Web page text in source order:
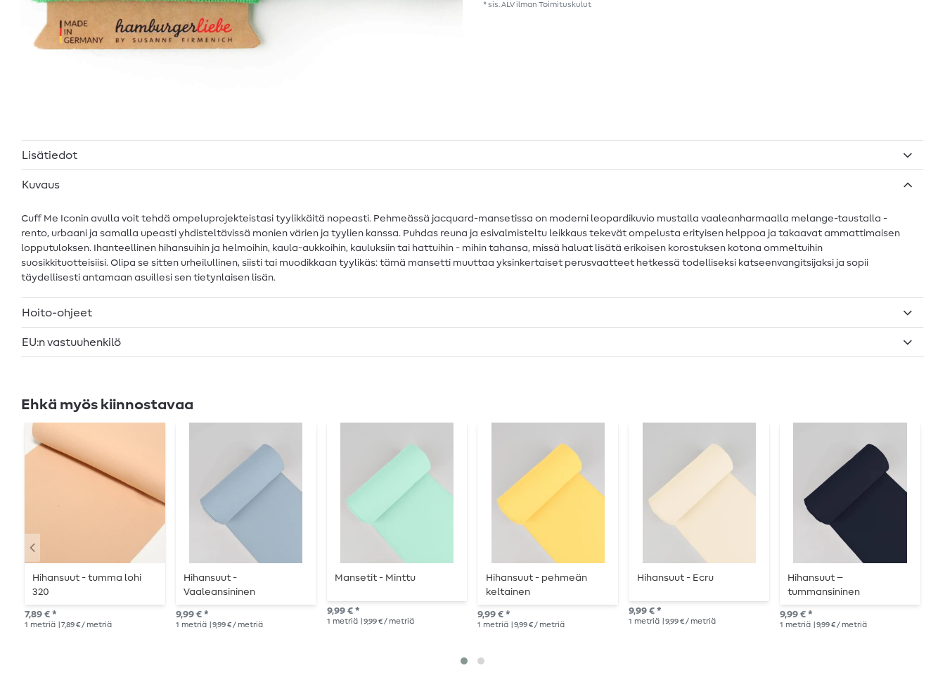
* sis. ALV ilman Toimituskulut
Lisätiedot
Kuvaus
Cuff Me Iconin avulla voit tehdä ompeluprojekteistasi tyylikkäitä nopeasti. Pehmeässä jacquard-mansetissa on moderni leopardikuvio mustalla vaaleanharmaalla melange-taustalla -
rento, urbaani ja samalla upeasti yhdisteltävissä monien värien ja tyylien kanssa. Puhdas reuna ja esivalmisteltu leikkaus tekevät ompelusta erityisen helppoa ja takaavat ammattimaisen
lopputuloksen. Ihanteellinen hihansuihin ja helmoihin, kaula-aukkoihin, kauluksiin tai hattuihin - mihin tahansa, missä haluat lisätä erikoisen korostuksen kotona ommeltuihin
suosikkituotteisiisi. Olipa se sitten urheilullinen, siisti tai muodikkaan tyylikäs: tämä mansetti muuttaa yksinkertaiset perusvaatteet hetkessä todelliseksi katseenvangitsijaksi ja sopii
täydellisesti antamaan asuillesi sen tietynlaisen lisän.
Hoito-ohjeet
EU:n vastuuhenkilö
Ehkä myös kiinnostavaa
Hihansuut - tumma lohi
320
7,89 € *
1 metriä | 7,89 € / metriä
Hihansuut -
Vaaleansininen
9,99 € *
1 metriä | 9,99 € / metriä
Mansetit - Minttu
9,99 € *
1 metriä | 9,99 € / metriä
Hihansuut - pehmeän
keltainen
9,99 € *
1 metriä | 9,99 € / metriä
Hihansuut - Ecru
9,99 € *
1 metriä | 9,99 € / metriä
Hihansuut –
tummansininen
9,99 € *
1 metriä | 9,99 € / metriä